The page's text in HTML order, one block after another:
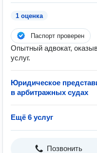
1 оценка
Паспорт проверен
Опытный адвокат,
услуг.
Юридическое
в арбитражных судах
Ещё 6 услуг
Позвонить